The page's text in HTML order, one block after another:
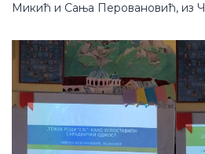
Микић и Сања Перовановић, из